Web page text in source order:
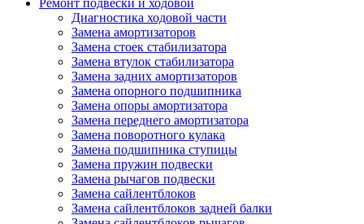
Диагностика ходовой части
Замена амортизаторов
Замена стоек стабилизатора
Замена втулок стабилизатора
Замена задних амортизаторов
Замена опорного подшипника
Замена опоры амортизатора
Замена переднего амортизатора
Замена поворотного кулака
Замена подшипника ступицы
Замена пружин подвески
Замена рычагов подвески
Замена сайлентблоков
Замена сайлентблоков задней балки